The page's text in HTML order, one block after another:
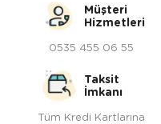
Müşteri
Hizmetleri
0535 455 06 55
Taksit
İmkanı
Tüm Kredi Kartlarına